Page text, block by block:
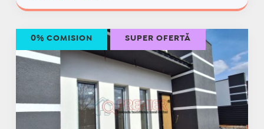
0% COMISION SUPER OFERTĂ